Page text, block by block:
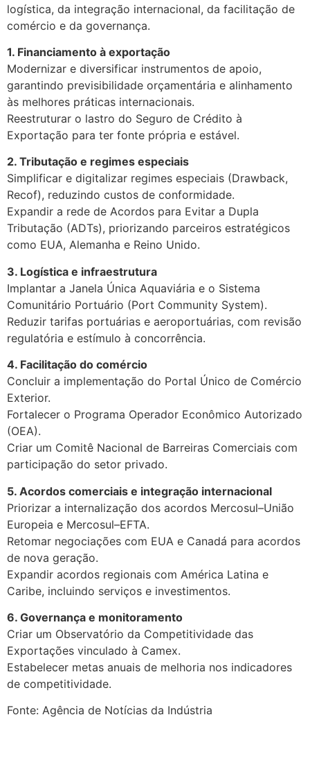
logística, da integração internacional, da facilitação de
comércio e da governança.
1. Financiamento à exportação
Modernizar e diversificar instrumentos de apoio,
garantindo previsibilidade orçamentária e alinhamento
às melhores práticas internacionais.
Reestruturar o lastro do Seguro de Crédito à
Exportação para ter fonte própria e estável.
2. Tributação e regimes especiais
Simplificar e digitalizar regimes especiais (Drawback,
Recof), reduzindo custos de conformidade.
Expandir a rede de Acordos para Evitar a Dupla
Tributação (ADTs), priorizando parceiros estratégicos
como EUA, Alemanha e Reino Unido.
3. Logística e infraestrutura
Implantar a Janela Única Aquaviária e o Sistema
Comunitário Portuário (Port Community System).
Reduzir tarifas portuárias e aeroportuárias, com revisão
regulatória e estímulo à concorrência.
4. Facilitação do comércio
Concluir a implementação do Portal Único de Comércio
Exterior.
Fortalecer o Programa Operador Econômico Autorizado
(OEA).
Criar um Comitê Nacional de Barreiras Comerciais com
participação do setor privado.
5. Acordos comerciais e integração internacional
Priorizar a internalização dos acordos Mercosul–União
Europeia e Mercosul–EFTA.
Retomar negociações com EUA e Canadá para acordos
de nova geração.
Expandir acordos regionais com América Latina e
Caribe, incluindo serviços e investimentos.
6. Governança e monitoramento
Criar um Observatório da Competitividade das
Exportações vinculado à Camex.
Estabelecer metas anuais de melhoria nos indicadores
de competitividade.
Fonte: Agência de Notícias da Indústria